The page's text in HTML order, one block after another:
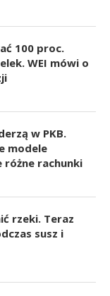
100 proc.
WEI mówi o
w PKB.
modele
różne rachunki
rzeki. Teraz
susz i